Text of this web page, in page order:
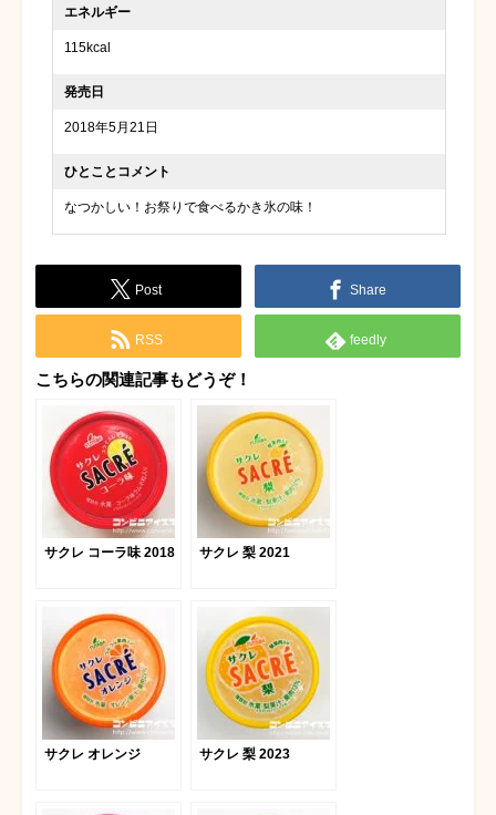
エネルギー
115kcal
発売日
2018年5月21日
ひとことコメント
なつかしい！お祭りで食べるかき氷の味！
Post Share
RSS feedly
こちらの関連記事もどうぞ！
サクレ コーラ味 2018 サクレ 梨 2021
サクレ オレンジ サクレ 梨 2023